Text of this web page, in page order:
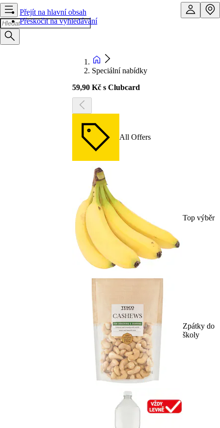
Přejít na hlavní obsah
Přeskočit na vyhledávání
Speciální nabídky
59,90 Kč s Clubcard
All Offers
Top výběr
Zpátky do
školy